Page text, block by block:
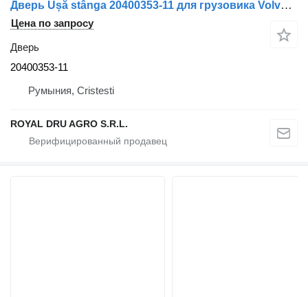
Дверь Ușă stânga 20400353-11 для грузовика Volvo Albă
Цена по запросу
Дверь
20400353-11
Румыния, Cristesti
ROYAL DRU AGRO S.R.L.